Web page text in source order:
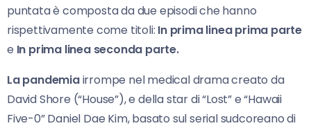
puntata è composta da due episodi che hanno
rispettivamente come titoli: In prima linea prima parte
e In prima linea seconda parte.
La pandemiairrompe nel medical drama creato da
David Shore (“House”), e della star di “Lost” e “Hawaii
Five-0” Daniel Dae Kim, basato sul serial sudcoreano di